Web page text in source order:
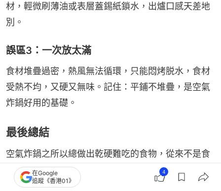
材，輕微刷薄油或表層蓋錫紙鎖水，出爐口感天差地
別。
誤區3：一次放太滿
食材堆疊過密，熱風無法循環，只能悶烤脱水，食材
受熱不均，又硬又無味。記住：平鋪不堆疊，是空氣
炸鍋好用的基礎。
最後總結
空氣炸鍋之所以總做出乾硬難吃的食物，從來不是食
譜問題，也不是機器問題。核心就是不懂它的高速熱
風脱水原理，誤用了全程高温的烘烤邏輯。
在Google
追蹤《香港01》
4